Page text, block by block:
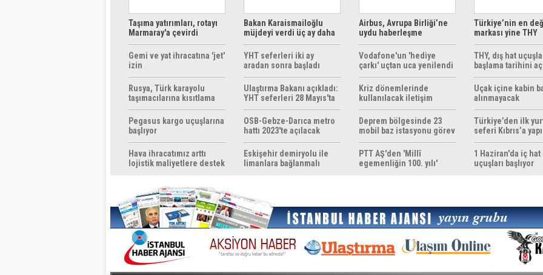
Taşıma yatırımları, rotayı
Marmaray'a çevirdi
Gemi ve yat ihracatına 'jet'
izin
Rusya, Türk karayolu
taşımacılarına kısıtlama
getirebilir
Pegasus kargo uçuşlarına
başlıyor
Hava ihracatımız arttı
lojistik maliyetlere destek
Bakan Karaismailoğlu
müjdeyi verdi üç ay daha
ücretsiz
YHT seferleri iki ay
aradan sonra başladı
Ulaştırma Bakanı açıkladı:
YHT seferleri 28 Mayıs'ta
başlıyor
OSB-Gebze-Darıca metro
hattı 2023'te açılacak
Eskişehir demiryolu ile
limanlara bağlanmalı
Airbus, Avrupa Birliği’ne
uydu haberleşme
çözümleri sunuyor
Vodafone'un 'hediye
çarkı' uçtan uca yenilendi
Kriz dönemlerinde
kullanılacak iletişim
yöntemleri rehberi
hazırlandı
Deprem bölgesinde 23
mobil baz istasyonu görev
yapıyor
PTT AŞ'den 'Millî
egemenliğin 100. yılı'
Türkiye’nin en
markası yine THY
THY, dış hat
başlama tarihini
Uçak içine kabin
alınmayacak
Türkiye’den ilk yurt
seferi Kıbrıs’a
1 Haziran'da iç hat
uçuşları başlıyor